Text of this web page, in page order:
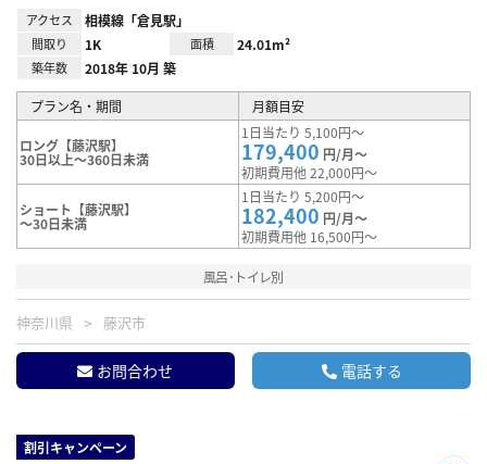
アクセス 相模線「倉見駅」
間取り 1K 面積 24.01m²
築年数 2018年 10月 築
プラン名・期間 月額目安
ロング【藤沢駅】
30日以上～360日未満
1日当たり 5,100円～
179,400 円/月～
初期費用他 22,000円～
ショート【藤沢駅】
～30日未満
1日当たり 5,200円～
182,400 円/月～
初期費用他 16,500円～
風呂･トイレ別
神奈川県 藤沢市
お問合わせ 電話する
割引キャンペーン